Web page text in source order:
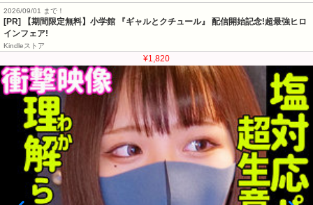
2026/09/01 まで！
[PR] 【期間限定無料】小学館 『ギャルとクチュール』 配信開始記念!超最強ヒロ
インフェア!
Kindleストア
¥1,820